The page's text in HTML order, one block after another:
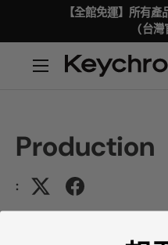
【全館免運】所有
(台灣
Production
: